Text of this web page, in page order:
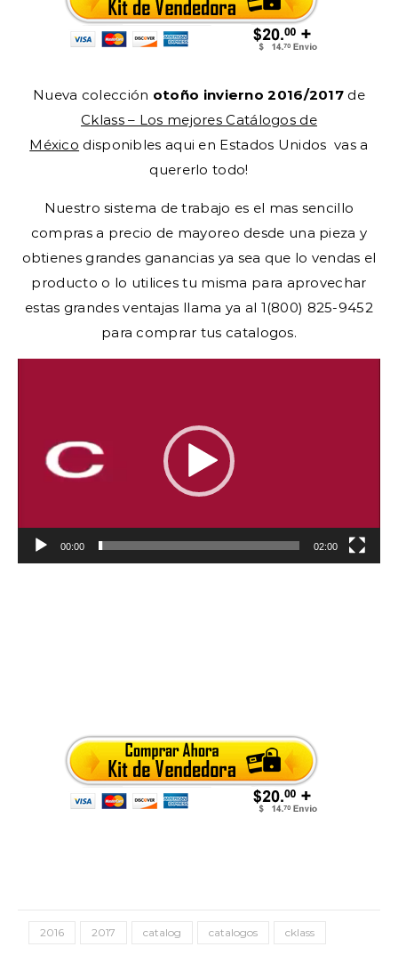
Nueva colección otoño invierno 2016/2017 de
Cklass – Los mejores Catálogos de
México disponibles aqui en Estados Unidos vas a
quererlo todo!
Nuestro sistema de trabajo es el mas sencillo
compras a precio de mayoreo desde una pieza y
obtienes grandes ganancias ya sea que lo vendas el
producto o lo utilices tu misma para aprovechar
estas grandes ventajas llama ya al 1(800) 825-9452
para comprar tus catalogos.
00:00 02:00
2016 2017 catalog catalogos cklass